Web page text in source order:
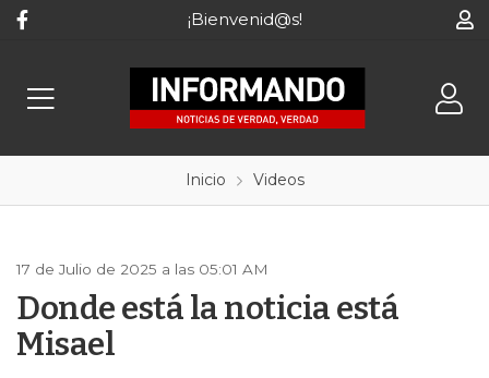
¡Bienvenid@s!
Inicio Videos
17 de Julio de 2025 a las 05:01 AM
Donde está la noticia está
Misael